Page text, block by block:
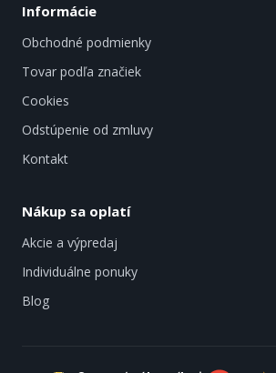
Informácie
Obchodné podmienky
Tovar podľa značiek
Cookies
Odstúpenie od zmluvy
Kontakt
Nákup sa oplatí
Akcie a výpredaj
Individuálne ponuky
Blog